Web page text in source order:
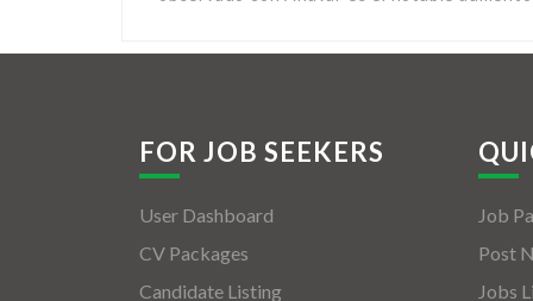
FOR JOB SEEKERS
User Dashboard
CV Packages
Candidate Listing
Job
Post
Jobs